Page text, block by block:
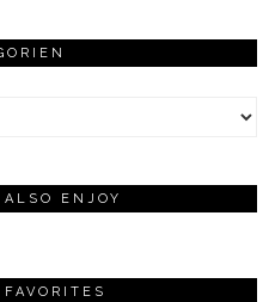
ENJOY